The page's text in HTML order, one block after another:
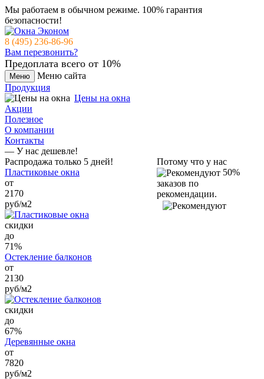
Мы работаем в обычном режиме. 100% гарантия
безопасности!
8 (495) 236-86-96
Вам перезвонить?
Предоплата всего от 10%
Меню
Меню сайта
Продукция
Цены на окна
Акции
Полезное
О компании
Контакты
— У нас дешевле!
Потому что у нас
50%
заказов по
рекомендации.
Распродажа только 5 дней!
Пластиковые окна
от
2170
руб/м2
cкидки
до
71%
Остекление балконов
от
2130
руб/м2
cкидки
до
67%
Деревянные окна
от
7820
руб/м2